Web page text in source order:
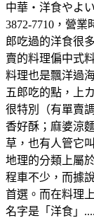
中華・洋食やよ
3872-7710，營業
郎吃過的洋食很
賣的料理偏中式
料理也是飄洋過
五郎吃的點，上
很特別（有單賣
香好酥；麻婆涼
草，也有人管它
地理的分類上屬
程車不少，而據
首選。而在料理
名字是「洋食」